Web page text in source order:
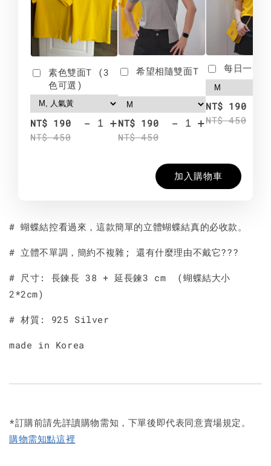
素色雙面T (3
色可選)
NT$ 190
NT$ 450
- +
希望相隨雙面T
NT$ 190
NT$ 450
- +
每日一笑
NT$ 190
NT$ 450
加入購物車
# 蝴蝶結控看過來，這款簡單的立體蝴蝶結真的必收款。
# 立體不單調，簡約不複雜; 還有什麼理由不戴它???
# 尺寸: 長鍊長 38 + 延長鍊3 cm (蝴蝶結大小
2*2cm)
# 材質: 925 Silver
made in Korea
*訂購前請先詳讀購物需知，下單後即代表同意賣場規定。
購物需知點這裡